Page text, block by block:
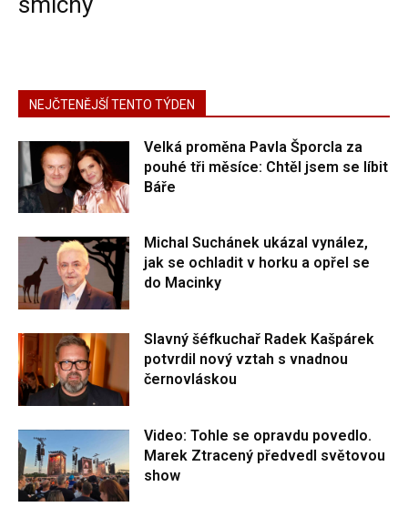
NEJČTENĚJŠÍ TENTO TÝDEN
Velká proměna Pavla Šporcla za
pouhé tři měsíce: Chtěl jsem se líbit
Báře
Michal Suchánek ukázal vynález,
jak se ochladit v horku a opřel se
do Macinky
Slavný šéfkuchař Radek Kašpárek
potvrdil nový vztah s vnadnou
černovláskou
Video: Tohle se opravdu povedlo.
Marek Ztracený předvedl světovou
show